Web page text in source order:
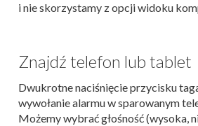
i nie skorzystamy z opcji widoku
Znajdź telefon lub tablet
Dwukrotne naciśnięcie przycisku
wywołanie alarmu w sparowanym
Możemy wybrać głośność (wysoka,